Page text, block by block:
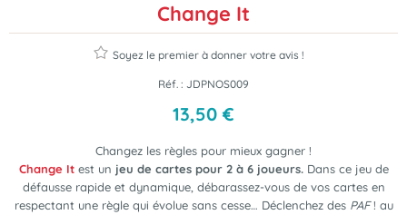
Change It
Soyez le premier à donner votre avis !
Réf. : JDPNOS009
13,50 €
Changez les règles pour mieux gagner !
Change Itest un jeu de cartes pour 2 à 6 joueurs.Dans ce jeu de
défausse rapide et dynamique, débarassez-vous de vos cartes en
respectant une règle qui évolue sans cesse… Déclenchez des PAF! au